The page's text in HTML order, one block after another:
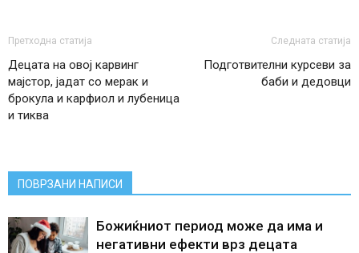
Претходна статија
Децата на овој карвинг
мајстор, јадат со мерак и
брокула и карфиол и лубеница
и тиква
Следната статија
Подготвителни курсеви за
баби и дедовци
ПОВРЗАНИ НАПИСИ
Божиќниот период може да има и
негативни ефекти врз децата